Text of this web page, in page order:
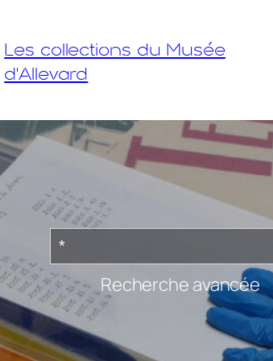
Les collections du Musée
d'Allevard
Recherche avancée